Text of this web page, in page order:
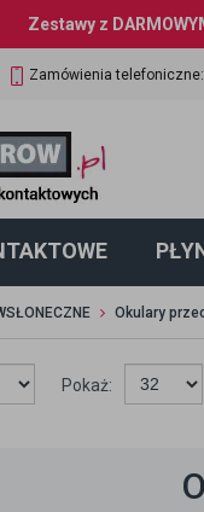
Zestawy z
Zamówienia telefoniczne:
Okulary
Pokaż: